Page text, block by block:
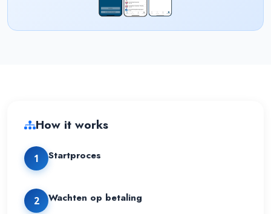
How it works
1 Startproces
2 Wachten op betaling